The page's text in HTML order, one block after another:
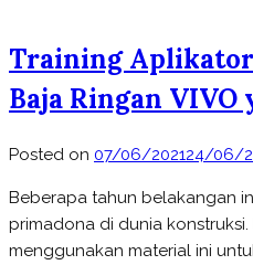
Training
Baja Ringan VIVO
Posted on 07/06/202124/06/
Beberapa tahun belakangan
primadona di dunia
menggunakan material ini